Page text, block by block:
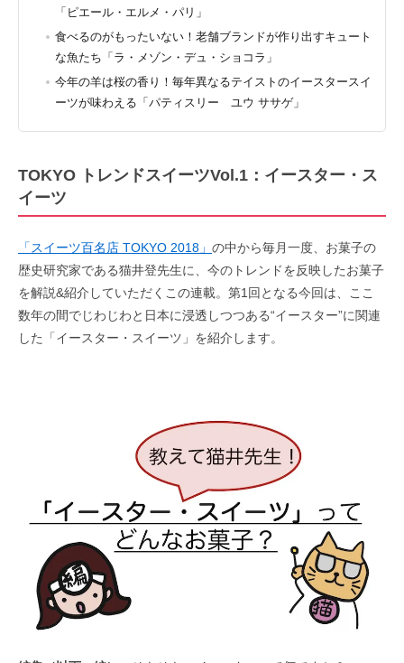
「ピエール・エルメ・パリ」
食べるのがもったいない！老舗ブランドが作り出すキュート
な魚たち「ラ・メゾン・デュ・ショコラ」
今年の羊は桜の香り！毎年異なるテイストのイースタースイ
ーツが味わえる「パティスリー ユウ ササゲ」
TOKYO トレンドスイーツVol.1：イースター・ス
イーツ
「スイーツ百名店 TOKYO 2018」 の中から毎月一度、お菓子の
歴史研究家である猫井登先生に、今のトレンドを反映したお菓子
を解説&紹介していただくこの連載。第1回となる今回は、ここ
数年の間でじわじわと日本に浸透しつつある“イースター”に関連
した「イースター・スイーツ」を紹介します。